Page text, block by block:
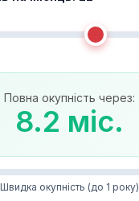
Повна окупність через:
8.2 міс.
Швидка окупність (до 1 року)